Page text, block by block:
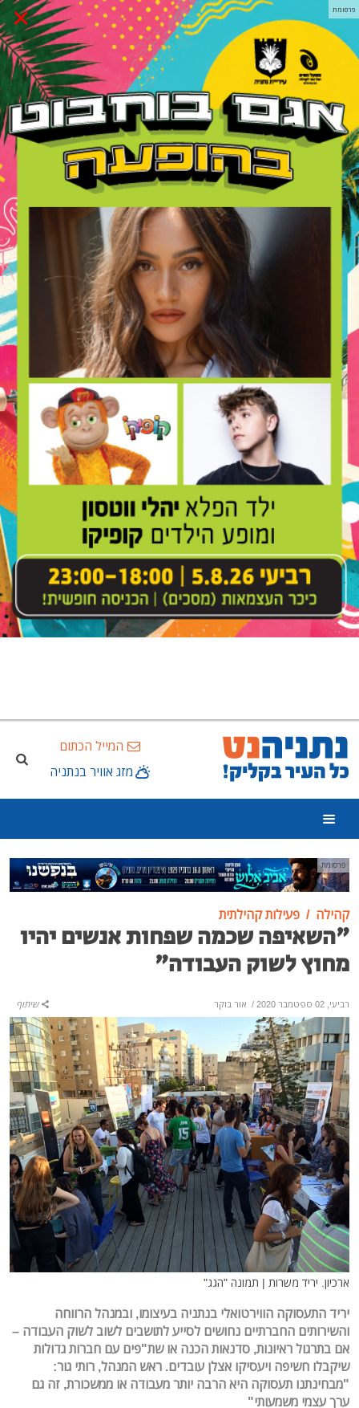
× פרסומת
המייל הכתום
מזג אוויר בנתניה
פרסומת
קהילה פעילות קהילתית
"השאיפה שכמה שפחות אנשים יהיו
מחוץ לשוק העבודה"
רביעי, 02 ספטמבר 2020 / אור בוקר שיתוף
ארכיון. יריד משרות | תמונה "הגג"
יריד התעסוקה הווירטואלי בנתניה בעיצומו, ובמנהל הרווחה
והשירותים החברתיים נחושים לסייע לתושבים לשוב לשוק העבודה –
אם בתרגול ראיונות, סדנאות הכנה או שת"פים עם חברות גדולות
שיקבלו חשיפה ויעסיקו אצלן עובדים. ראש המנהל, רותי גור:
"מבחינתנו תעסוקה היא הרבה יותר מעבודה או ממשכורת, זה גם
ערך עצמי משמעותי"